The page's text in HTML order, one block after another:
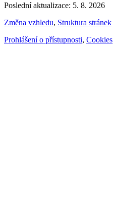
Poslední aktualizace: 5. 8. 2026
Změna vzhledu, Struktura stránek
Prohlášení o přístupnosti, Cookies